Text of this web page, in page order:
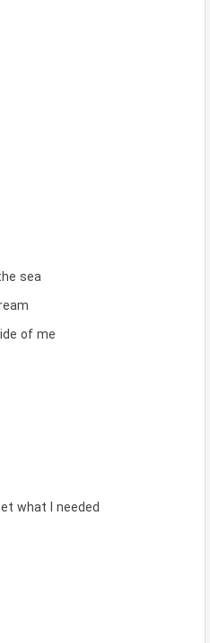
sea
of me
what I needed